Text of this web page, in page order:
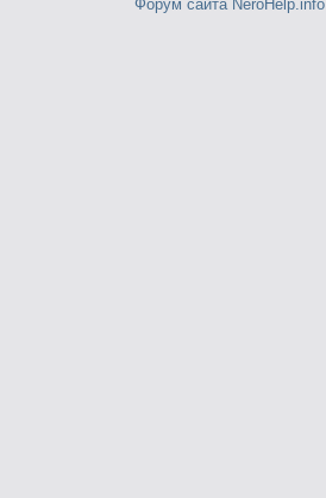
Форум сайта NeroHelp.info